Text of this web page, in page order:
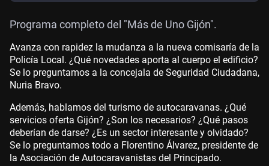
Programa completo del "Más de Uno Gijón".
Avanza con rapidez la mudanza a la nueva comisaría de la
Policía Local. ¿Qué novedades aporta al cuerpo el edificio?
Se lo preguntamos a la concejala de Seguridad Ciudadana,
Nuria Bravo.
Además, hablamos del turismo de autocaravanas. ¿Qué
servicios oferta Gijón? ¿Son los necesarios? ¿Qué pasos
deberían de darse? ¿Es un sector interesante y olvidado?
Se lo preguntamos todo a Florentino Álvarez, presidente de
la Asociación de Autocaravanistas del Principado.